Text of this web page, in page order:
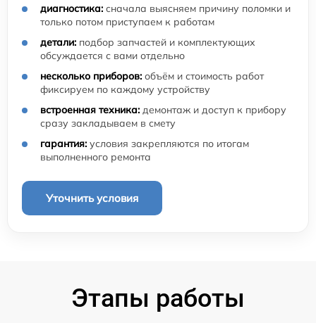
диагностика: сначала выясняем причину поломки и
только потом приступаем к работам
детали: подбор запчастей и комплектующих
обсуждается с вами отдельно
несколько приборов: объём и стоимость работ
фиксируем по каждому устройству
встроенная техника: демонтаж и доступ к прибору
сразу закладываем в смету
гарантия: условия закрепляются по итогам
выполненного ремонта
Уточнить условия
Этапы работы